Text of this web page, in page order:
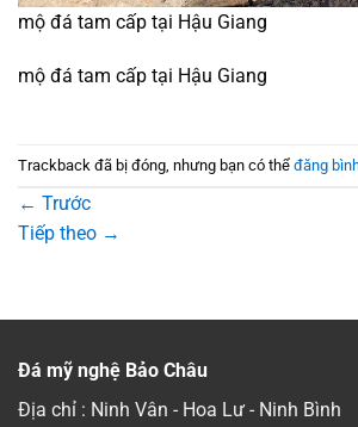
mộ đá tam cấp tại Hậu Giang
mộ đá tam cấp tại Hậu Giang
Trackback đã bị đóng, nhưng bạn có thể đăng
← Trước
Tiếp theo →
Đá mỹ nghệ Bảo Châu
Địa chỉ : Ninh Vân - Hoa Lư - Ninh Bình